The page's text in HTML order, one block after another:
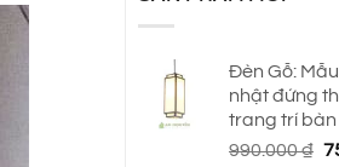
Đèn Gỗ:
nhật đứng
trang trí
990.000₫